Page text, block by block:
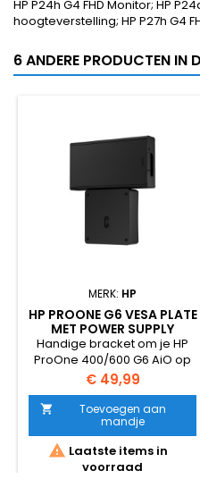
HP P24h G4 FHD Monitor; HP
hoogteverstelling; HP P27h G4
6 ANDERE PRODUCTEN IN
MERK: HP
HP PROONE G6 VESA PLATE
MET POWER SUPPLY
HOUDER
Handige bracket om je HP
ProOne 400/600 G6 AiO op
een monitor arm te maken
Prijs
€ 49,99

Toevoegen aan
mandje
 Laatste items in
voorraad